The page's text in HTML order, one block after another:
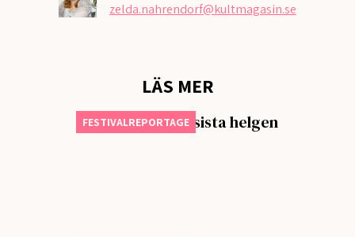
zelda.nahrendorf@kultmagasin.se
LÄS MER
FESTIVALREPORTAGE
Första dagen på sista helgen